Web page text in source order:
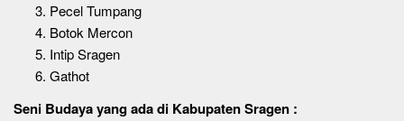
Pecel Tumpang
Botok Mercon
Intip Sragen
Gathot
Seni Budayayang ada di Kabupaten Sragen :